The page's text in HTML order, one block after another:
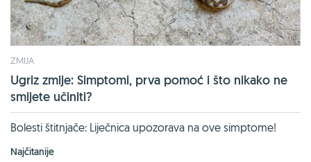
ZMIJA
Ugriz zmije: Simptomi, prva pomoć i što nikako ne
smijete učiniti?
Bolesti štitnjače: Liječnica upozorava na ove simptome!
Najčitanije